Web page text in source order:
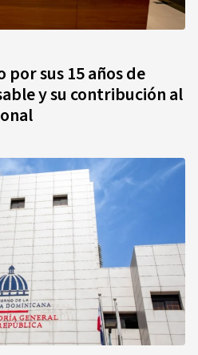
por sus 15 años de
y su contribución al